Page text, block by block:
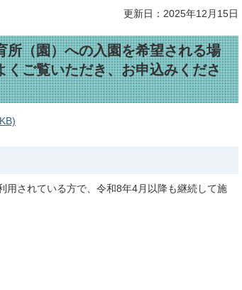
更新日：2025年12月15日
所（園）への入園を希望される場
くご覧いただき、お申込みくださ
用されている方で、令和8年4月以降も継続して施